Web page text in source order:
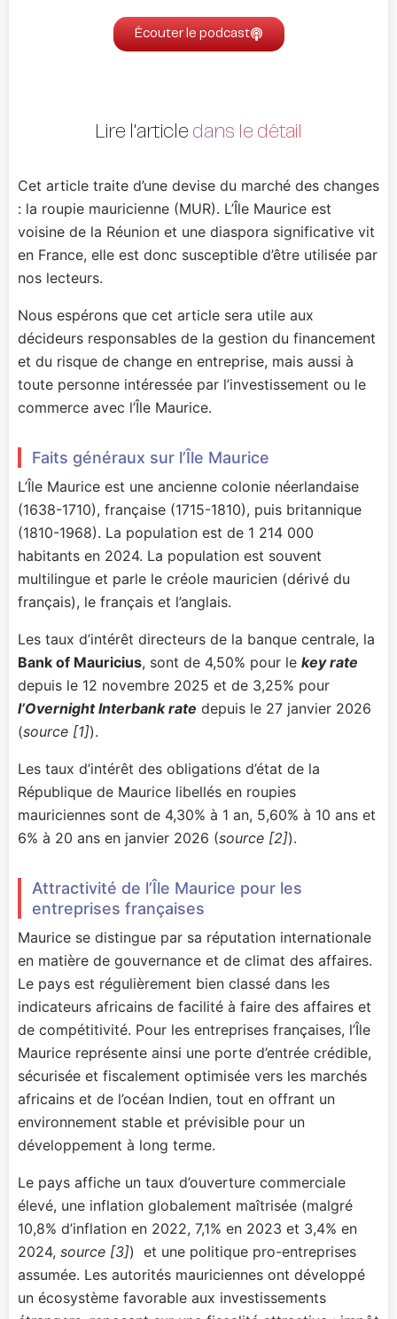
Écouter le podcast
Lire l'article dans le détail
Cet article traite d’une devise du marché des changes
: la roupie mauricienne (MUR). L’Île Maurice est
voisine de la Réunion et une diaspora significative vit
en France, elle est donc susceptible d’être utilisée par
nos lecteurs.
Nous espérons que cet article sera utile aux
décideurs responsables de la gestion du financement
et du risque de change en entreprise, mais aussi à
toute personne intéressée par l’investissement ou le
commerce avec l’Île Maurice.
Faits généraux sur l’Île Maurice
L’Île Maurice est une ancienne colonie néerlandaise
(1638-1710), française (1715-1810), puis britannique
(1810-1968). La population est de 1 214 000
habitants en 2024. La population est souvent
multilingue et parle le créole mauricien (dérivé du
français), le français et l’anglais.
Les taux d’intérêt directeurs de la banque centrale, la
Bank of Mauricius, sont de 4,50% pour le key rate
depuis le 12 novembre 2025 et de 3,25% pour
l’Overnight Interbank rate depuis le 27 janvier 2026
(source [1]).
Les taux d’intérêt des obligations d’état de la
République de Maurice libellés en roupies
mauriciennes sont de 4,30% à 1 an, 5,60% à 10 ans et
6% à 20 ans en janvier 2026 (source [2]).
Attractivité de l’Île Maurice pour les
entreprises françaises
Maurice se distingue par sa réputation internationale
en matière de gouvernance et de climat des affaires.
Le pays est régulièrement bien classé dans les
indicateurs africains de facilité à faire des affaires et
de compétitivité. Pour les entreprises françaises, l’Île
Maurice représente ainsi une porte d’entrée crédible,
sécurisée et fiscalement optimisée vers les marchés
africains et de l’océan Indien, tout en offrant un
environnement stable et prévisible pour un
développement à long terme.
Le pays affiche un taux d’ouverture commerciale
élevé, une inflation globalement maîtrisée (malgré
10,8% d’inflation en 2022, 7,1% en 2023 et 3,4% en
2024, source [3]) et une politique pro-entreprises
assumée. Les autorités mauriciennes ont développé
un écosystème favorable aux investissements